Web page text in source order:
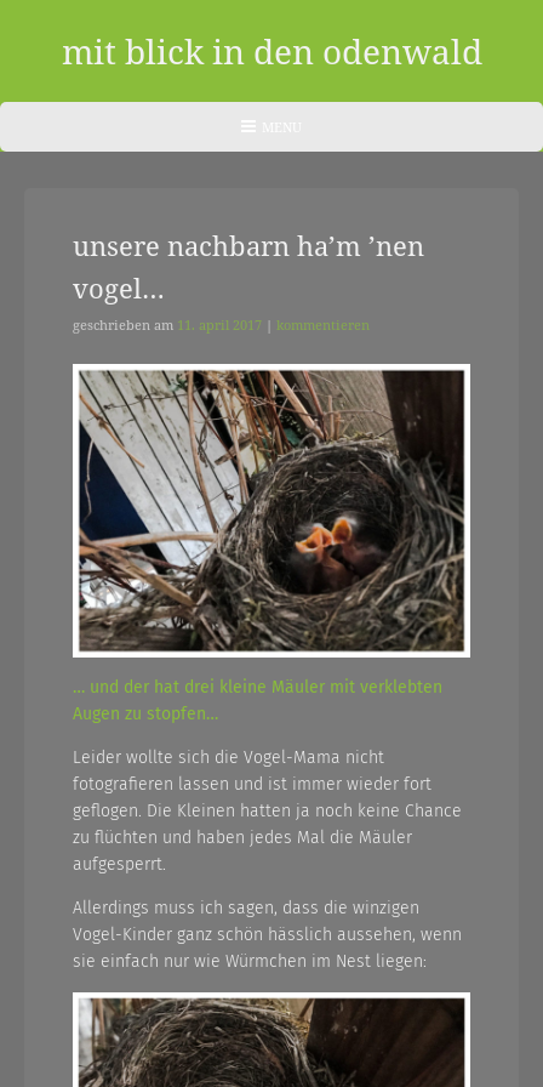
mit blick in den odenwald
blog
dem
odenwald
zwischendurch
nebenher…
unsere nachbarn ha’m ’nen
vogel…
geschrieben am 11. april 2017 | kommentieren
… und der hat drei kleine Mäuler mit verklebten
Augen zu stopfen…
Leider wollte sich die Vogel-Mama nicht
fotografieren lassen und ist immer wieder fort
geflogen. Die Kleinen hatten ja noch keine Chance
zu flüchten und haben jedes Mal die Mäuler
aufgesperrt.
Allerdings muss ich sagen, dass die winzigen
Vogel-Kinder ganz schön hässlich aussehen, wenn
sie einfach nur wie Würmchen im Nest liegen: